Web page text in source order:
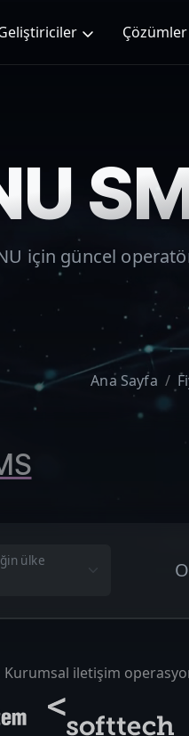
Çözümler
için güncel
Ana Sayfa
ülke
Kurumsal iletişim